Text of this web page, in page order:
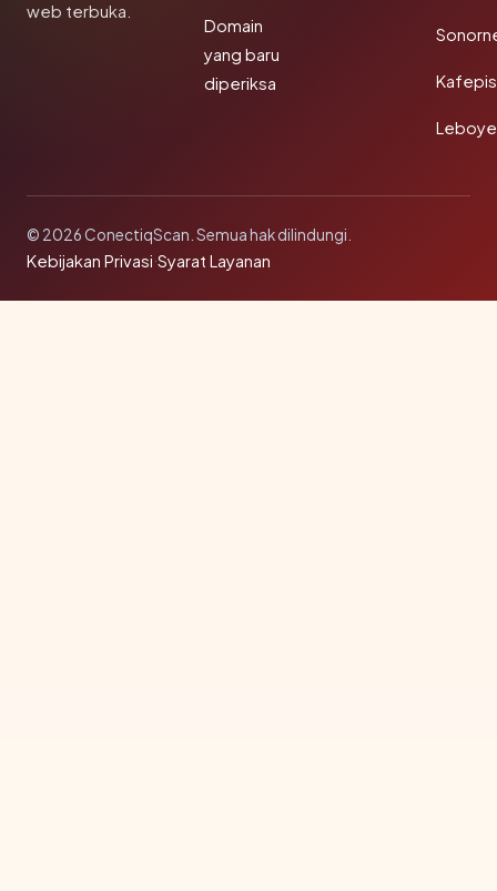
web terbuka.
Domain
yang baru
diperiksa
© 2026 ConectiqScan. Semua hak dilindungi.
Kebijakan Privasi·Syarat Layanan